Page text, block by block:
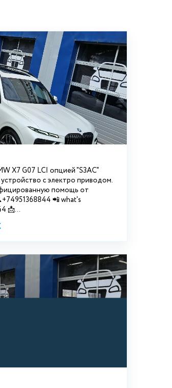
Х7 G07 LCI опцией "S3АС"
с электро приводом.
помощь от
📲 what's
📩...